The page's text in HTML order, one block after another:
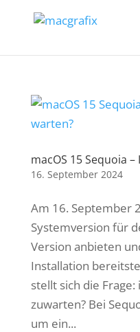
macOS 15 Sequoia
16. September 2024
Am 16. September
Systemversion für
Version anbieten
Installation
stellt sich die
zuwarten? Bei
um ein...